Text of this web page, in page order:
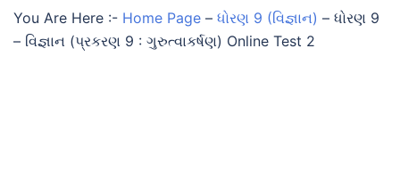
You Are Here :- Home Page – ધોરણ 9 (વિજ્ઞાન) – ધોરણ 9
– વિજ્ઞાન (પ્રકરણ 9 : ગુરુત્વાકર્ષણ) Online Test 2